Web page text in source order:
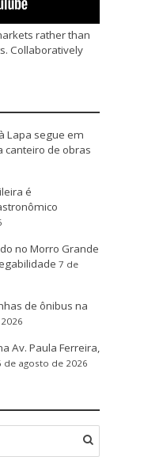
rather than
Collaboratively
Lapa segue em
canteiro de obras
é
no Morro Grande
7 de
de ônibus na
Av. Paula Ferreira,
de agosto de 2026